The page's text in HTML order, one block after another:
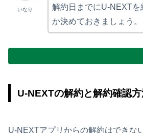
いなり
解約日までにU-NEXTを
か決めておきましょう。
U-NEXTの解約と解約確認
U-NEXTアプリからの解約はできな